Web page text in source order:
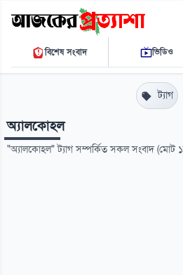
বৃহস্পতিবার, ০৬ আগস্ট ২০২৬
০৩:৪১:৪০ এ.এম.THE DAILY AJKER
বিশেষ সংবাদ ভিডিও
ট্যাগ
অ্যালকোহল
"অ্যালকোহল" ট্যাগ সম্পর্কিত সকল সংবাদ (মোট